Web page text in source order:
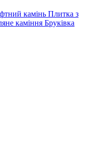
камінь Плитка з
каміння Бруківка